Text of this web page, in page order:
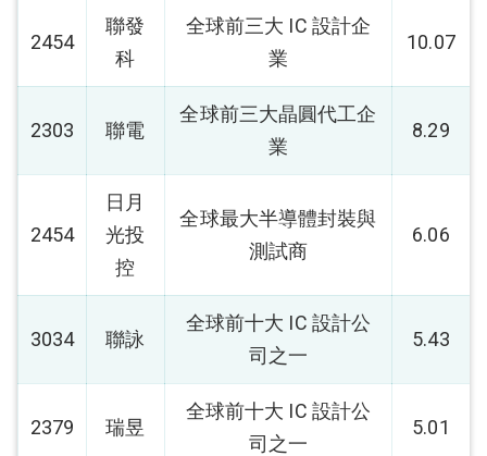
2454
聯發
科
全球前三大 IC 設計企
業
10.07
2303 聯電
全球前三大晶圓代工企
業
8.29
2454
日月
光投
控
全球最大半導體封裝與
測試商
6.06
3034 聯詠
全球前十大 IC 設計公
司之一
5.43
2379 瑞昱
全球前十大 IC 設計公
司之一
5.01